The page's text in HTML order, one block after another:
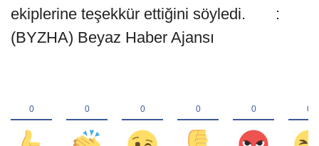
ekiplerine teşekkür ettiğini söyledi. :
(BYZHA) Beyaz Haber Ajansı